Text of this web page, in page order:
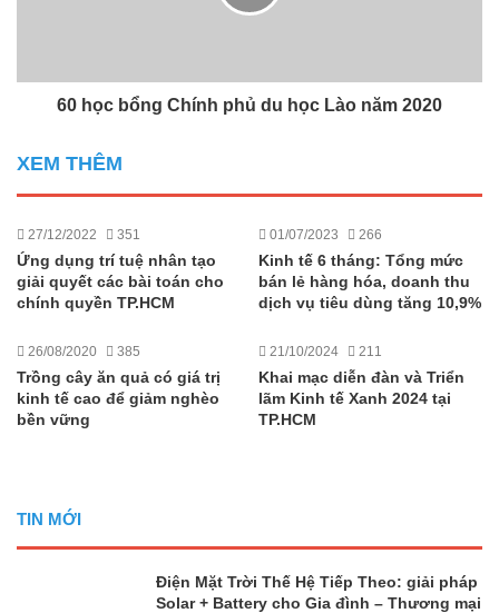
60 học bổng Chính phủ du học Lào năm 2020
XEM THÊM
27/12/2022 351
Ứng dụng trí tuệ nhân tạo
giải quyết các bài toán cho
chính quyền TP.HCM
01/07/2023 266
Kinh tế 6 tháng: Tổng mức
bán lẻ hàng hóa, doanh thu
dịch vụ tiêu dùng tăng 10,9%
26/08/2020 385
Trồng cây ăn quả có giá trị
kinh tế cao để giảm nghèo
bền vững
21/10/2024 211
Khai mạc diễn đàn và Triển
lãm Kinh tế Xanh 2024 tại
TP.HCM
TIN MỚI
Điện Mặt Trời Thế Hệ Tiếp Theo: giải pháp
Solar + Battery cho Gia đình – Thương mại